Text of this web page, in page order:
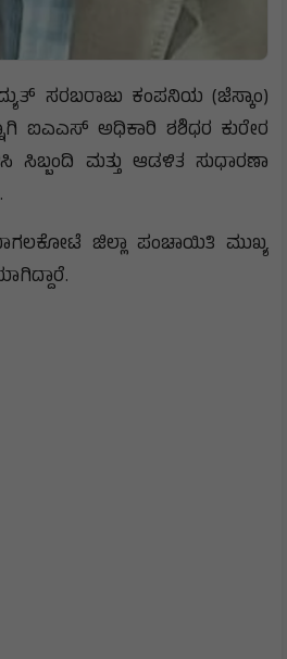
ಸರಬರಾಜು ಕಂಪನಿಯ (ಜೆಸ್ಕಾಂ)
ಐಎಎಸ್ ಅಧಿಕಾರಿ ಶಶಿಧರ ಕುರೇರ
ಸಿಬ್ಬಂದಿ ಮತ್ತು ಆಡಳಿತ ಸುಧಾರಣಾ
ಜಿಲ್ಲಾ ಪಂಚಾಯಿತಿ ಮುಖ್ಯ